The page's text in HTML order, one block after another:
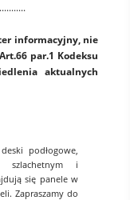
informacyjny, nie
par.1 Kodeksu
aktualnych
podłogowe,
i
się panele w
Zapraszamy do